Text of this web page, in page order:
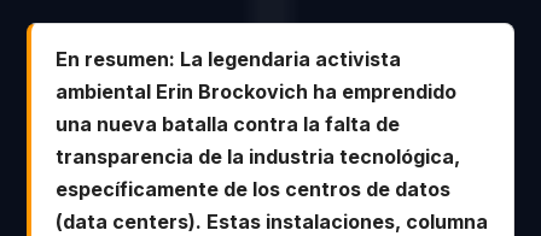
En resumen: La legendaria activista
ambiental Erin Brockovich ha emprendido
una nueva batalla contra la falta de
transparencia de la industria tecnológica,
específicamente de los centros de datos
(data centers). Estas instalaciones, columna